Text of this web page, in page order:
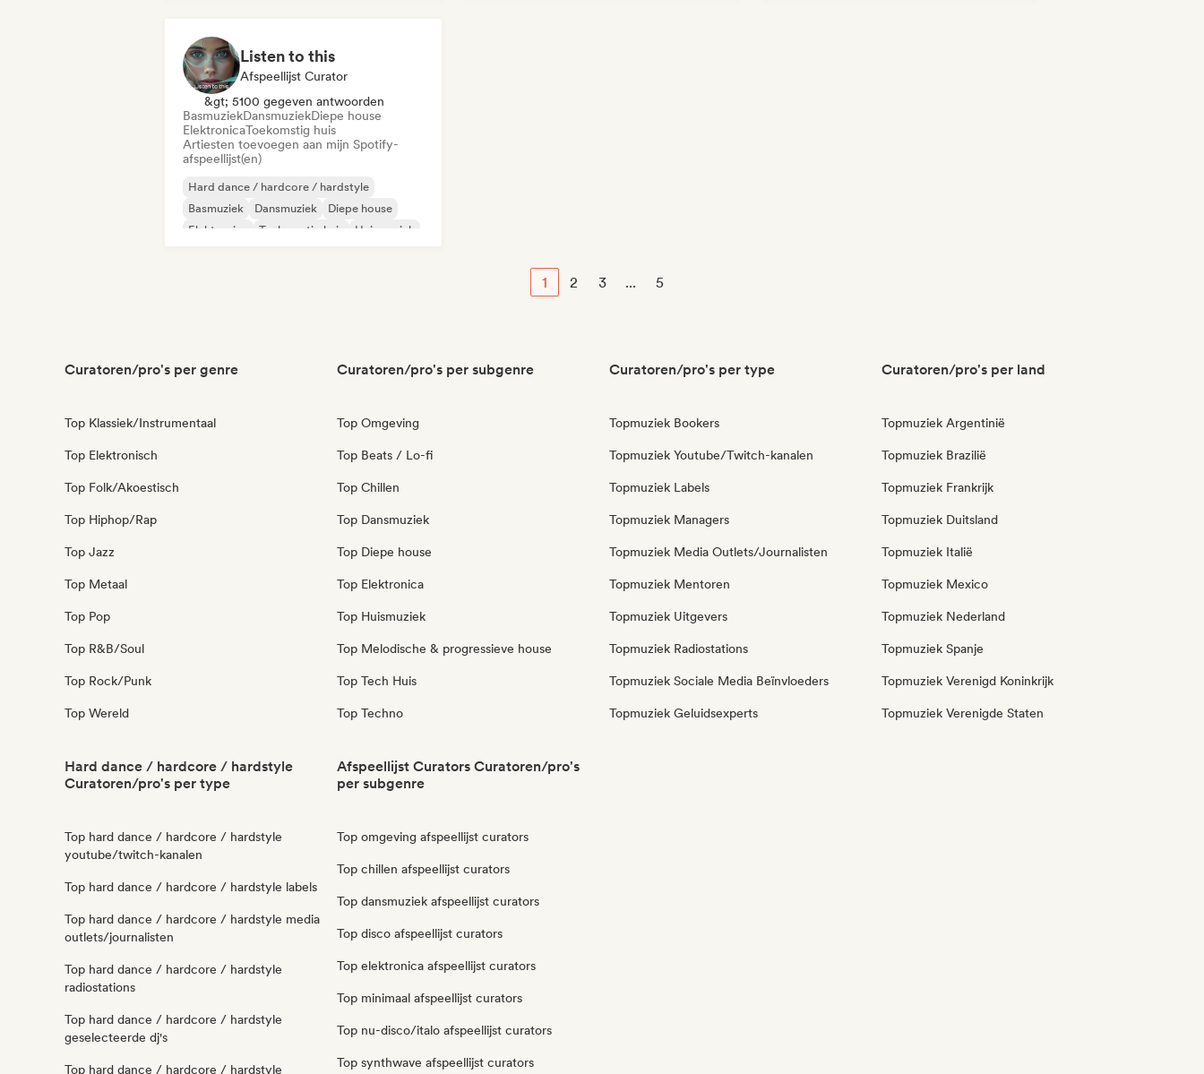
Listen to this
Afspeellijst Curator
&gt; 5100 gegeven antwoorden
BasmuziekDansmuziekDiepe house
ElektronicaToekomstig huis
Artiesten toevoegen aan mijn Spotify-
afspeellijst(en)
Hard dance / hardcore / hardstyle
Basmuziek
Dansmuziek
Diepe house
Elektronica
Toekomstig huis
Huismuziek
1 2 3 ... 5
Curatoren/pro's per genre
Top Klassiek/Instrumentaal
Top Elektronisch
Top Folk/Akoestisch
Top Hiphop/Rap
Top Jazz
Top Metaal
Top Pop
Top R&B/Soul
Top Rock/Punk
Top Wereld
Curatoren/pro's per subgenre
Top Omgeving
Top Beats / Lo-fi
Top Chillen
Top Dansmuziek
Top Diepe house
Top Elektronica
Top Huismuziek
Top Melodische & progressieve house
Top Tech Huis
Top Techno
Curatoren/pro's per type
Topmuziek Bookers
Topmuziek Youtube/Twitch-kanalen
Topmuziek Labels
Topmuziek Managers
Topmuziek Media Outlets/Journalisten
Topmuziek Mentoren
Topmuziek Uitgevers
Topmuziek Radiostations
Topmuziek Sociale Media Beïnvloeders
Topmuziek Geluidsexperts
Curatoren/pro's per land
Topmuziek Argentinië
Topmuziek Brazilië
Topmuziek Frankrijk
Topmuziek Duitsland
Topmuziek Italië
Topmuziek Mexico
Topmuziek Nederland
Topmuziek Spanje
Topmuziek Verenigd Koninkrijk
Topmuziek Verenigde Staten
Hard dance / hardcore / hardstyle
Curatoren/pro's per type
Top hard dance / hardcore / hardstyle
youtube/twitch-kanalen
Top hard dance / hardcore / hardstyle labels
Top hard dance / hardcore / hardstyle media
outlets/journalisten
Top hard dance / hardcore / hardstyle
radiostations
Top hard dance / hardcore / hardstyle
geselecteerde dj's
Top hard dance / hardcore / hardstyle
Afspeellijst Curators Curatoren/pro's
per subgenre
Top omgeving afspeellijst curators
Top chillen afspeellijst curators
Top dansmuziek afspeellijst curators
Top disco afspeellijst curators
Top elektronica afspeellijst curators
Top minimaal afspeellijst curators
Top nu-disco/italo afspeellijst curators
Top synthwave afspeellijst curators